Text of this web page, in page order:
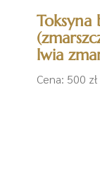
Toksyna
lwia
Cena: 500 zł